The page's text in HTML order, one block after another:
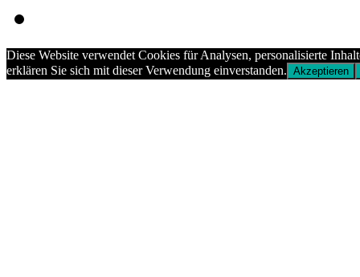
Diese Website verwendet Cookies für Analysen, personalisierte
erklären Sie sich mit dieser Verwendung einverstanden. Akzeptieren